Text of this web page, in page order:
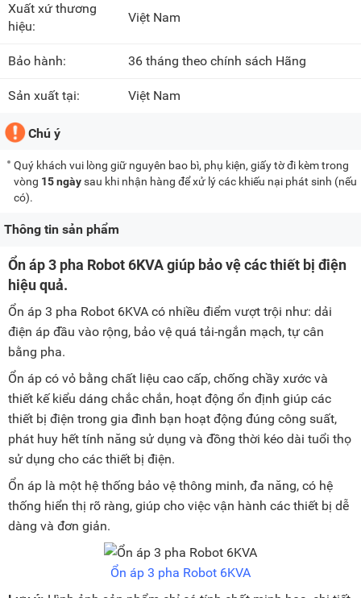
Xuất xứ thương
hiệu:
Việt Nam
Bảo hành: 36 tháng theo chính sách Hãng
Sản xuất tại: Việt Nam
Chú ý
Quý khách vui lòng giữ nguyên bao bì, phụ kiện, giấy tờ đi kèm trong
vòng 15 ngàysau khi nhận hàng để xử lý các khiếu nại phát sinh (nếu
có).
Thông tin sản phẩm
Ổn áp 3 pha Robot 6KVA giúp bảo vệ các thiết bị điện
hiệu quả.
Ổn áp 3 pha Robot 6KVA có nhiều điểm vượt trội như: dải
điện áp đầu vào rộng, bảo vệ quá tải-ngắn mạch, tự cân
bằng pha.
Ổn áp có vỏ bằng chất liệu cao cấp, chống chầy xước và
thiết kế kiểu dáng chắc chắn, hoạt động ổn định giúp các
thiết bị điện trong gia đình bạn hoạt động đúng công suất,
phát huy hết tính năng sử dụng và đồng thời kéo dài tuổi thọ
sử dụng cho các thiết bị điện.
Ổn áp là một hệ thống bảo vệ thông minh, đa năng, có hệ
thống hiển thị rõ ràng, giúp cho việc vận hành các thiết bị dễ
dàng và đơn giản.
Ổn áp 3 pha Robot 6KVA